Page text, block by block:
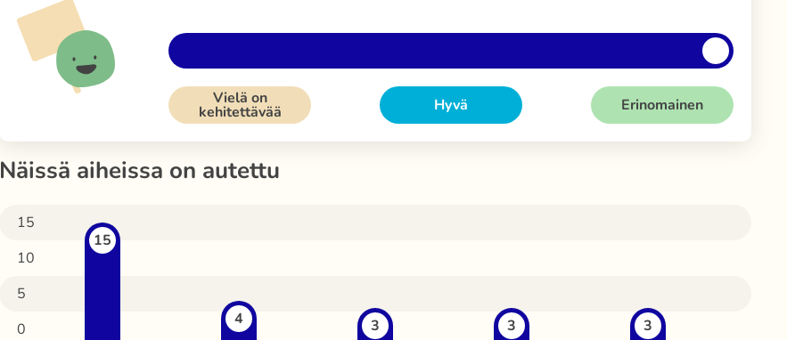
Vielä on
kehitettävää Hyvä Erinomainen
Näissä aiheissa on autettu
15
10
5
0
15
4 3 3 3